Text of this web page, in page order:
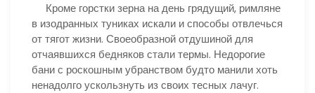
Кроме горстки зерна на день грядущий, римляне
в изодранных туниках искали и способы отвлечься
от тягот жизни. Своеобразной отдушиной для
отчаявшихся бедняков стали термы. Недорогие
бани с роскошным убранством будто манили хоть
ненадолго ускользнуть из своих тесных лачуг.